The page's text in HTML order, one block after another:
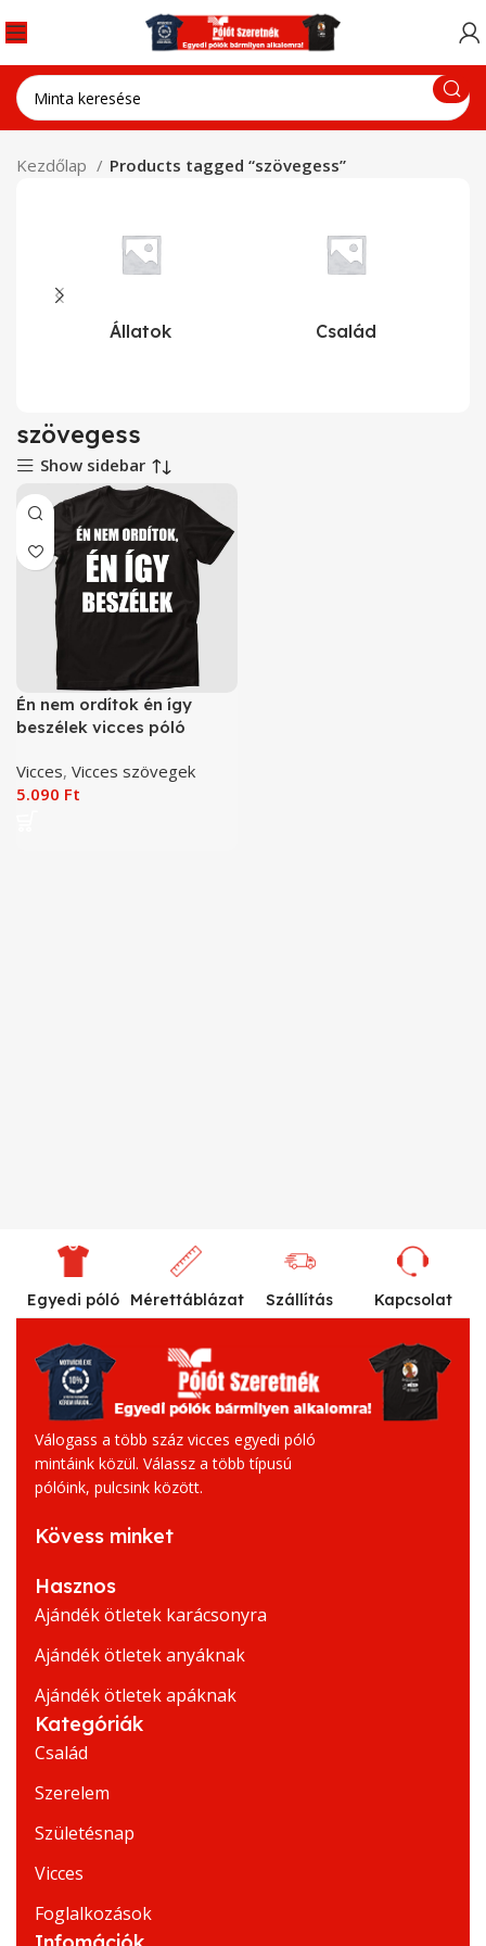
Kezdőlap Products tagged “szövegess”
Állatok Család
szövegess
Show sidebar
Én nem ordítok én így
beszélek vicces póló
Vicces, Vicces szövegek
5.090 Ft
Egyedi póló Mérettáblázat Szállítás Kapcsolat
Válogass a több száz vicces egyedi póló
mintáink közül. Válassz a több típusú
pólóink, pulcsink között.
Kövess minket
Hasznos
Ajándék ötletek karácsonyra
Ajándék ötletek anyáknak
Ajándék ötletek apáknak
Kategóriák
Család
Szerelem
Születésnap
Vicces
Foglalkozások